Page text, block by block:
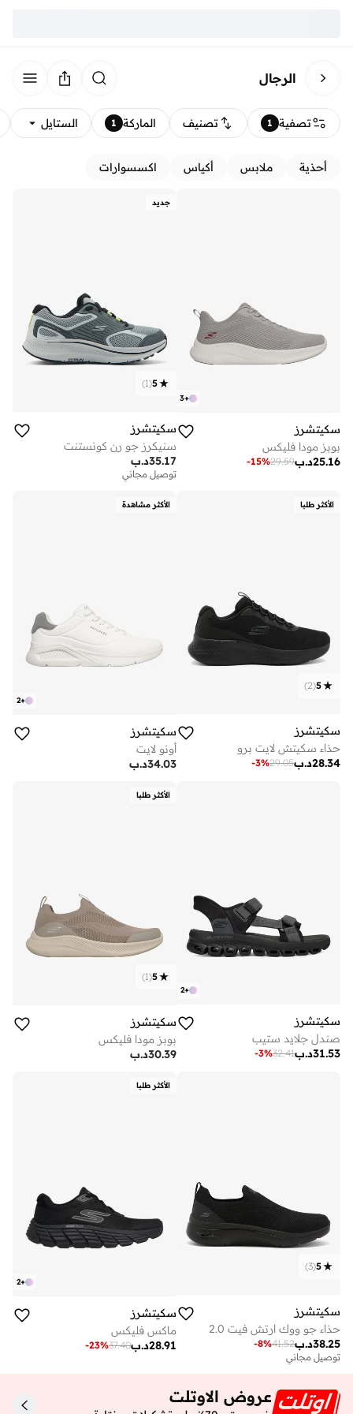
الرجال
تصفية 1 تصنيف الماركة 1 الستايل
أحذية ملابس أكياس اكسسوارات
+
3
سكيتشرز
بوبز مودا فليكس
د.ب25.16
29.59
-15%
جديد
5
(
1
)
سكيتشرز
سنيكرز جو رن كونستنت
د.ب35.17
توصيل مجاني
الأكثر طلبا
5
(
2
)
سكيتشرز
حذاء سكيتش لايت برو
د.ب28.34
29.05
-3%
الأكثر مشاهدة
+
2
سكيتشرز
أونو لايت
د.ب34.03
+
2
سكيتشرز
صندل جلايد ستيب
د.ب31.53
32.41
-3%
الأكثر طلبا
5
(
1
)
سكيتشرز
بوبز مودا فليكس
د.ب30.39
5
(
3
)
سكيتشرز
حذاء جو ووك ارتش فيت 2.0
د.ب38.25
41.52
-8%
توصيل مجاني
الأكثر طلبا
+
2
سكيتشرز
ماكس فليكس
د.ب28.91
37.40
-23%
عروض الاوتلت